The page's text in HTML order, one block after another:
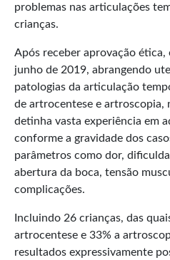
problemas nas articulações
crianças.
Após receber aprovação
junho de 2019, abrangendo
patologias da articulação
de artrocentese e artroscopia,
detinha vasta experiência em
conforme a gravidade dos
parâmetros como dor,
abertura da boca, tensão
complicações.
Incluindo 26 crianças, das
artrocentese e 33% a
resultados expressivamente